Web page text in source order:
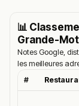
📊
Grande-
Notes Google,
les meilleures
#